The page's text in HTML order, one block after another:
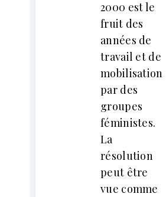
2000 est le
fruit des
années de
travail et de
mobilisation
par des
groupes
féministes.
La
résolution
peut être
vue comme